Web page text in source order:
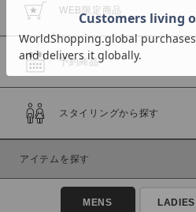
商品タイプ
通常商品
WEB限定商品
予約商品
スタイリングから探す
アイテムを探す
MENS LADIES